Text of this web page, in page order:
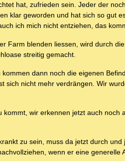
hat, zufrieden sein. Jeder der
klar geworden und hat sich so gut
ich mich nicht entziehen, das
Farm blenden liessen, wird durch
streitig gemacht.
dann noch die eigenen
sich nicht mehr verdrängen. Wir
wir erkennen jetzt auch
zu sein, muss da jetzt durch
wenn er eine generelle